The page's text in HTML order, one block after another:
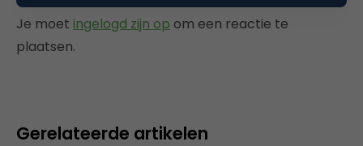
Je moet ingelogd zijn op om een reactie te
plaatsen.
Gerelateerde artikelen